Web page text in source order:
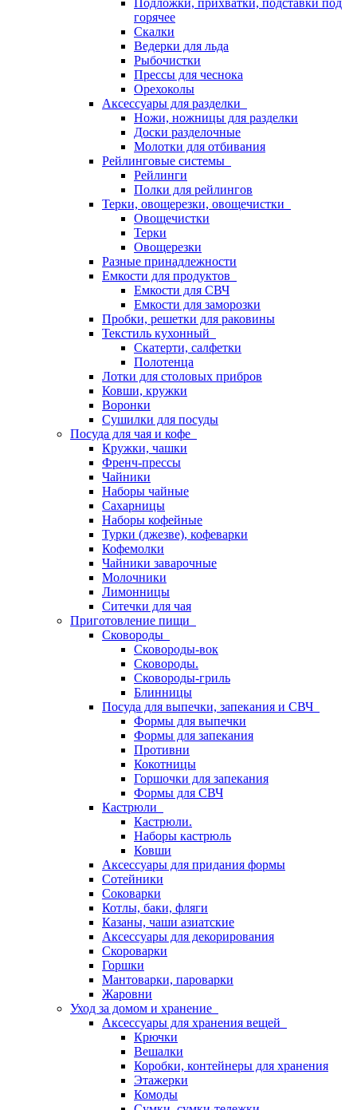
Подложки, прихватки, подставки под
горячее
Скалки
Ведерки для льда
Рыбочистки
Прессы для чеснока
Орехоколы
Аксессуары для разделки
Ножи, ножницы для разделки
Доски разделочные
Молотки для отбивания
Рейлинговые системы
Рейлинги
Полки для рейлингов
Терки, овощерезки, овощечистки
Овощечистки
Терки
Овощерезки
Разные принадлежности
Емкости для продуктов
Емкости для СВЧ
Емкости для заморозки
Пробки, решетки для раковины
Текстиль кухонный
Скатерти, салфетки
Полотенца
Лотки для столовых прибров
Ковши, кружки
Воронки
Сушилки для посуды
Посуда для чая и кофе
Кружки, чашки
Френч-прессы
Чайники
Наборы чайные
Сахарницы
Наборы кофейные
Турки (джезве), кофеварки
Кофемолки
Чайники заварочные
Молочники
Лимонницы
Ситечки для чая
Приготовление пищи
Сковороды
Сковороды-вок
Сковороды.
Сковороды-гриль
Блинницы
Посуда для выпечки, запекания и СВЧ
Формы для выпечки
Формы для запекания
Противни
Кокотницы
Горшочки для запекания
Формы для СВЧ
Кастрюли
Кастрюли.
Наборы кастрюль
Ковши
Аксессуары для придания формы
Сотейники
Соковарки
Котлы, баки, фляги
Казаны, чаши азиатские
Аксессуары для декорирования
Скороварки
Горшки
Мантоварки, пароварки
Жаровни
Уход за домом и хранение
Аксессуары для хранения вещей
Крючки
Вешалки
Коробки, контейнеры для хранения
Этажерки
Комоды